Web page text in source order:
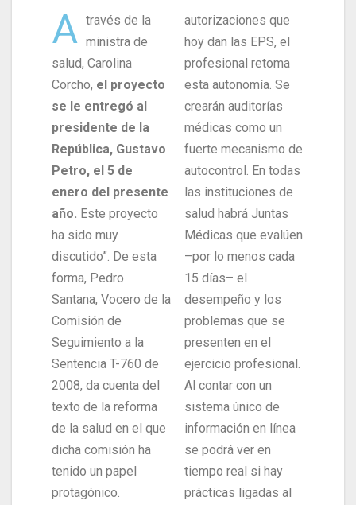
A través de la
ministra de
salud, Carolina
Corcho, el proyecto
se le entregó al
presidente de la
República, Gustavo
Petro, el 5 de
enero del presente
año. Este proyecto
ha sido muy
discutido”. De esta
forma, Pedro
Santana, Vocero de la
Comisión de
Seguimiento a la
Sentencia T-760 de
2008, da cuenta del
texto de la reforma
de la salud en el que
dicha comisión ha
tenido un papel
protagónico.
autorizaciones que
hoy dan las EPS, el
profesional retoma
esta autonomía. Se
crearán auditorías
médicas como un
fuerte mecanismo de
autocontrol. En todas
las instituciones de
salud habrá Juntas
Médicas que evalúen
–por lo menos cada
15 días– el
desempeño y los
problemas que se
presenten en el
ejercicio profesional.
Al contar con un
sistema único de
información en línea
se podrá ver en
tiempo real si hay
prácticas ligadas al